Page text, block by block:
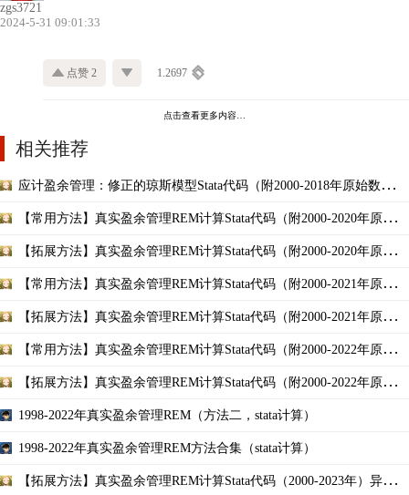
zgs3721
2024-5-31 09:01:33
点赞 2 1.2697
点击查看更多内容…
相关推荐
应计盈余管理：修正的琼斯模型Stata代码（附2000-2018年原始数据和
【常用方法】真实盈余管理REM计算Stata代码（附2000-2020年原始数
【拓展方法】真实盈余管理REM计算Stata代码（附2000-2020年原始数
【常用方法】真实盈余管理REM计算Stata代码（附2000-2021年原始数
【拓展方法】真实盈余管理REM计算Stata代码（附2000-2021年原始数
【常用方法】真实盈余管理REM计算Stata代码（附2000-2022年原始数
【拓展方法】真实盈余管理REM计算Stata代码（附2000-2022年原始数
1998-2022年真实盈余管理REM（方法二，stata计算）
1998-2022年真实盈余管理REM方法合集（stata计算）
【拓展方法】真实盈余管理REM计算Stata代码（2000-2023年）异常产